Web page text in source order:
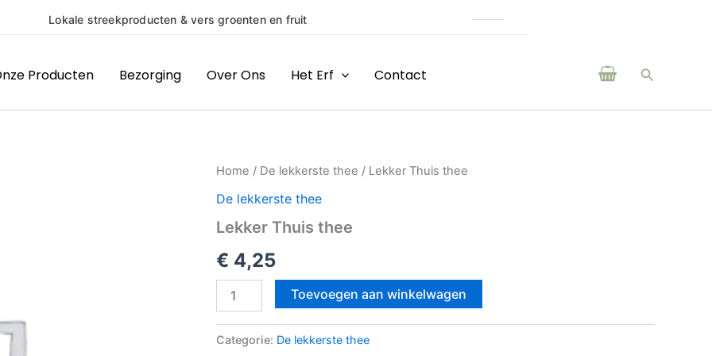
& vers groenten en fruit (H)eerlijke producten van boeren en makers uit
Producten Bezorging Over Ons Het Erf Contact Zoeken
Home / De lekkerste thee / Lekker Thuis thee
De lekkerste thee
Lekker Thuis thee
€ 4,25
Lekker
thee
Toevoegen aan winkelwagen
Categorie: De lekkerste thee